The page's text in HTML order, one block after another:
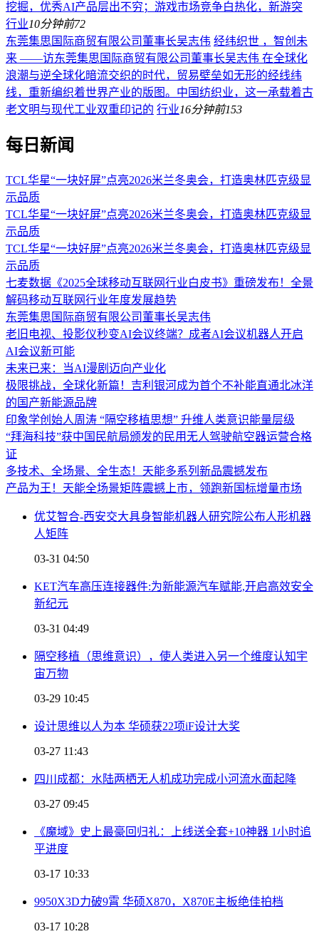
挖掘，优秀AI产品层出不穷；游戏市场竞争白热化，新游突
行业10分钟前72
东莞集思国际商贸有限公司董事长吴志伟 经纬织世 ，智创未
来 ——访东莞集思国际商贸有限公司董事长吴志伟 在全球化
浪潮与逆全球化暗流交织的时代，贸易壁垒如无形的经线纬
线，重新编织着世界产业的版图。中国纺织业，这一承载着古
老文明与现代工业双重印记的 行业16分钟前153
每日新闻
TCL华星“一块好屏”点亮2026米兰冬奥会，打造奥林匹克级显
示品质
TCL华星“一块好屏”点亮2026米兰冬奥会，打造奥林匹克级显
示品质
TCL华星“一块好屏”点亮2026米兰冬奥会，打造奥林匹克级显
示品质
七麦数据《2025全球移动互联网行业白皮书》重磅发布！全景
解码移动互联网行业年度发展趋势
东莞集思国际商贸有限公司董事长吴志伟
老旧电视、投影仪秒变AI会议终端？成者AI会议机器人开启
AI会议新可能
未来已来：当AI漫剧迈向产业化
极限挑战，全球化新篇！吉利银河成为首个不补能直通北冰洋
的国产新能源品牌
印象学创始人周涛 “隔空移植思想” 升维人类意识能量层级
“拜海科技”获中国民航局颁发的民用无人驾驶航空器运营合格
证
多技术、全场景、全生态！天能多系列新品震撼发布
产品为王！天能全场景矩阵震撼上市，领跑新国标增量市场
优艾智合-西安交大具身智能机器人研究院公布人形机器
人矩阵
03-31 04:50
KET汽车高压连接器件:为新能源汽车赋能,开启高效安全
新纪元
03-31 04:49
隔空移植（思维意识），使人类进入另一个维度认知宇
宙万物
03-29 10:45
设计思维以人为本 华硕获22项iF设计大奖
03-27 11:43
四川成都：水陆两栖无人机成功完成小河流水面起降
03-27 09:45
《魔域》史上最豪回归礼：上线送全套+10神器 1小时追
平进度
03-17 10:33
9950X3D力破9霄 华硕X870，X870E主板绝佳拍档
03-17 10:28